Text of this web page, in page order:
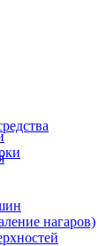
нагаров)